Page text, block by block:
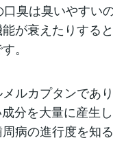
臭は臭いやすい
が衰えたりする
。
ルカプタンであ
分を大量に産生
病の進行度を知